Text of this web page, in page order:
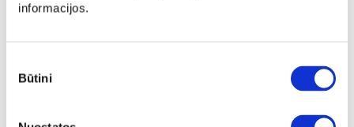
informacijos.
pasirinkimas
Būtini